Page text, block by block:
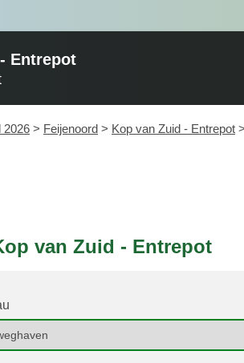
Entrepot
2026 > Feijenoord > Kop van Zuid - Entrepot >
van Zuid - Entrepot